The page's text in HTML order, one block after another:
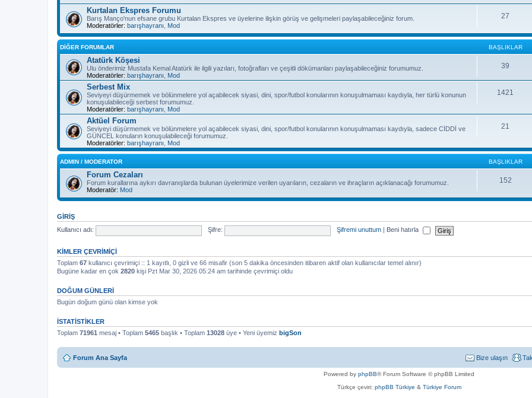
Kurtalan Ekspres Forumu
Barış Manço'nun efsane grubu Kurtalan Ekspres ve üyelerine ilişkin görüş ve gelişmeleri paylaşabileceğiniz forum.
Moderatörler: barışhayranı Mod
27
DİĞER FORUMLAR BAŞLIKLAR
Atatürk Köşesi
Ulu önderimiz Mustafa Kemal Atatürk ile ilgili yazıları, fotoğrafları ve çeşitli dökümanları paylaşabileceğiniz forumumuz.
Moderatörler: barışhayranı Mod
39
Serbest Mix
Seviyeyi düşürmemek ve bölünmelere yol açabilecek siyasi, dini, spor/futbol konularının konuşulmaması kaydıyla, her türlü konunun
konuşulabileceği serbest forumumuz.
Moderatörler: barışhayranı Mod
1421
Aktüel Forum
Seviyeyi düşürmemek ve bölünmelere yol açabilecek siyasi, dini, spor/futbol konularının konuşulmaması kaydıyla, sadece CİDDİ ve
GÜNCEL konuların konuşulabileceği forumumuz.
Moderatörler: barışhayranı Mod
21
ADMIN / MODERATOR BAŞLIKLAR
Forum Cezaları
Forum kurallarına aykırı davranışlarda bulunan üyelerimize verilen uyarıların, cezaların ve ihraçların açıklanacağı forumumuz.
Moderatör: Mod
152
GIRIŞ
Kullanıcı adı:
Şifre: Şifremi unuttum Beni hatırla
KIMLER ÇEVRIMIÇI
Toplam 67 kullanıcı çevrimiçi :: 1 kayıtlı, 0 gizli ve 66 misafir (son 5 dakika öncesinden itibaren aktif olan kullanıcılar temel alınır)
Bugüne kadar en çok 2820 kişi Pzt Mar 30, 2026 05:24 am tarihinde çevrimiçi oldu
DOĞUM GÜNLERI
Bugün doğum günü olan kimse yok
İSTATISTIKLER
Toplam 71961 mesaj • Toplam 5465 başlık • Toplam 13028 üye • Yeni üyemiz bigSon
Forum Ana Sayfa Bize ulaşın
Powered by phpBB® Forum Software © phpBB Limited
Türkçe çeviri: phpBB Türkiye & Türkiye Forum